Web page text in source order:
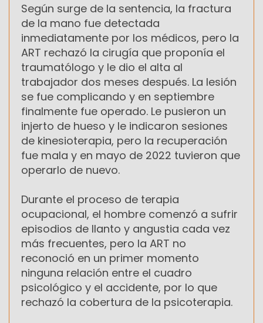
Según surge de la sentencia, la fractura
de la mano fue detectada
inmediatamente por los médicos, pero la
ART rechazó la cirugía que proponía el
traumatólogo y le dio el alta al
trabajador dos meses después. La lesión
se fue complicando y en septiembre
finalmente fue operado. Le pusieron un
injerto de hueso y le indicaron sesiones
de kinesioterapia, pero la recuperación
fue mala y en mayo de 2022 tuvieron que
operarlo de nuevo.
Durante el proceso de terapia
ocupacional, el hombre comenzó a sufrir
episodios de llanto y angustia cada vez
más frecuentes, pero la ART no
reconoció en un primer momento
ninguna relación entre el cuadro
psicológico y el accidente, por lo que
rechazó la cobertura de la psicoterapia.